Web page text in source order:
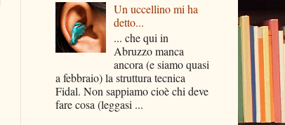
Un uccellino mi ha
detto...
... che qui in
Abruzzo manca
ancora (e siamo quasi
a febbraio) la struttura tecnica
Fidal. Non sappiamo cioè chi deve
fare cosa (leggasi ...